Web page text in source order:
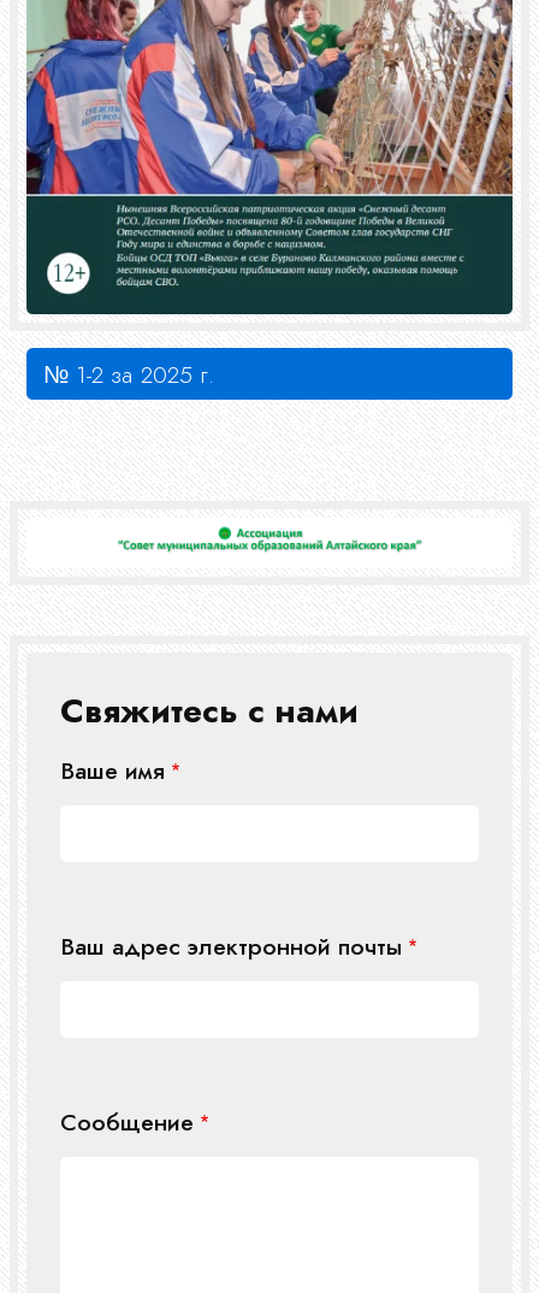
№ 1-2 за 2025 г.
Свяжитесь с нами
Ваше имя
Ваш адрес электронной почты
Сообщение